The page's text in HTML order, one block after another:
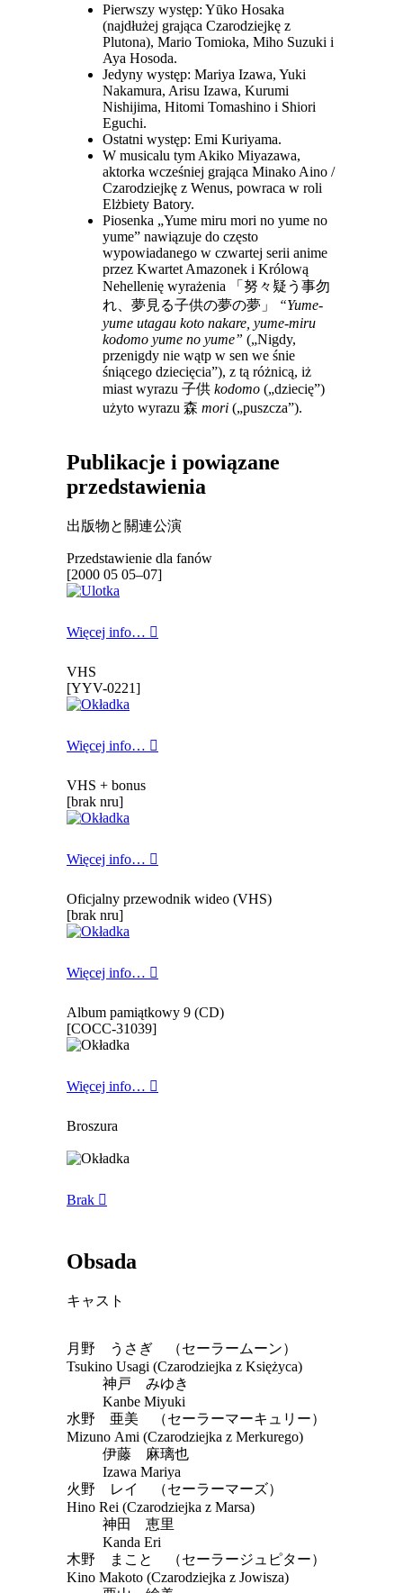
Pierwszy występ: Yūko Hosaka
(najdłużej grająca Czarodziejkę z
Plutona), Mario Tomioka, Miho Suzuki i
Aya Hosoda.
Jedyny występ: Mariya Izawa, Yuki
Nakamura, Arisu Izawa, Kurumi
Nishijima, Hitomi Tomashino i Shiori
Eguchi.
Ostatni występ: Emi Kuriyama.
W musicalu tym Akiko Miyazawa,
aktorka wcześniej grająca Minako Aino /
Czarodziejkę z Wenus, powraca w roli
Elżbiety Batory.
Piosenka „Yume miru mori no yume no
yume” nawiązuje do często
wypowiadanego w czwartej serii anime
przez Kwartet Amazonek i Królową
Nehellenię wyrażenia
「努々疑う事勿
れ、夢見る子供の夢の夢」
“Yume-
yume utagau koto nakare, yume-miru
kodomo yume no yume” („Nigdy,
przenigdy nie wątp w sen we śnie
śniącego dziecięcia”), z tą różnicą, iż
miast wyrazu 子供 kodomo („dziecię”)
użyto wyrazu 森 mori („puszcza”).
Publikacje i powiązane
przedstawienia
出版物と關連公演
Przedstawienie dla fanów
[2000 05 05–07]
Więcej info…
VHS
[YYV-0221]
Więcej info…
VHS + bonus
[brak nru]
Więcej info…
Oficjalny przewodnik wideo (VHS)
[brak nru]
Więcej info…
Album pamiątkowy 9 (CD)
[COCC-31039]
Więcej info…
Broszura
Brak
Obsada
キャスト
月野 うさぎ （セーラームーン）
Tsukino Usagi (Czarodziejka z Księżyca)
神戸 みゆき
Kanbe Miyuki
水野 亜美 （セーラーマーキュリー）
Mizuno Ami (Czarodziejka z Merkurego)
伊藤 麻璃也
Izawa Mariya
火野 レイ （セーラーマーズ）
Hino Rei (Czarodziejka z Marsa)
神田 恵里
Kanda Eri
木野 まこと （セーラージュピター）
Kino Makoto (Czarodziejka z Jowisza)